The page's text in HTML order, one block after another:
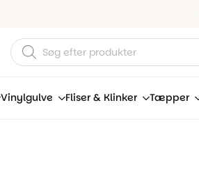
Products
search
Vinylgulve Fliser & Klinker Tæpper